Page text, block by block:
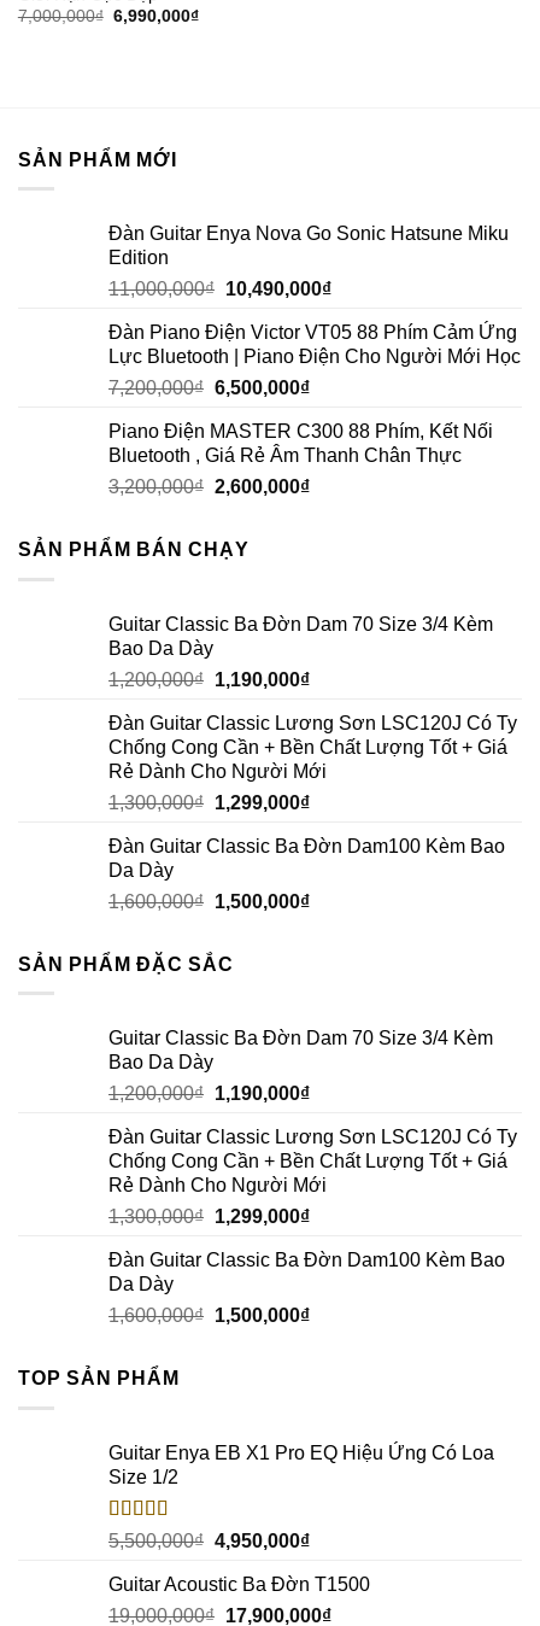
7,000,000₫ 6,990,000₫
SẢN PHẨM MỚI
Đàn Guitar Enya Nova Go Sonic Hatsune Miku
Edition
11,000,000₫ 10,490,000₫
Đàn Piano Điện Victor VT05 88 Phím Cảm Ứng
Lực Bluetooth | Piano Điện Cho Người Mới Học
7,200,000₫ 6,500,000₫
Piano Điện MASTER C300 88 Phím, Kết Nối
Bluetooth , Giá Rẻ Âm Thanh Chân Thực
3,200,000₫ 2,600,000₫
SẢN PHẨM BÁN CHẠY
Guitar Classic Ba Đờn Dam 70 Size 3/4 Kèm
Bao Da Dày
1,200,000₫ 1,190,000₫
Đàn Guitar Classic Lương Sơn LSC120J Có Ty
Chống Cong Cần + Bền Chất Lượng Tốt + Giá
Rẻ Dành Cho Người Mới
1,300,000₫ 1,299,000₫
Đàn Guitar Classic Ba Đờn Dam100 Kèm Bao
Da Dày
1,600,000₫ 1,500,000₫
SẢN PHẨM ĐẶC SẮC
Guitar Classic Ba Đờn Dam 70 Size 3/4 Kèm
Bao Da Dày
1,200,000₫ 1,190,000₫
Đàn Guitar Classic Lương Sơn LSC120J Có Ty
Chống Cong Cần + Bền Chất Lượng Tốt + Giá
Rẻ Dành Cho Người Mới
1,300,000₫ 1,299,000₫
Đàn Guitar Classic Ba Đờn Dam100 Kèm Bao
Da Dày
1,600,000₫ 1,500,000₫
TOP SẢN PHẨM
Guitar Enya EB X1 Pro EQ Hiệu Ứng Có Loa
Size 1/2
Rated5.00
out of 5
5,500,000₫ 4,950,000₫
Guitar Acoustic Ba Đờn T1500
19,000,000₫ 17,900,000₫